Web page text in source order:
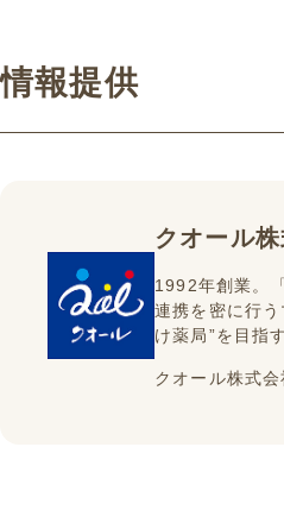
情報提供
クオール
1992年創業。
連携を密に行
け薬局”を目指す
クオール株式